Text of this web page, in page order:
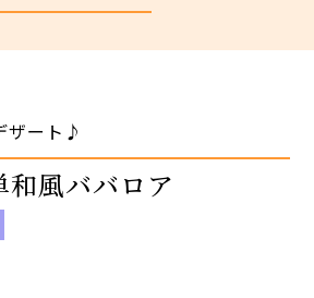
情報
ザート♪
和風ババロア